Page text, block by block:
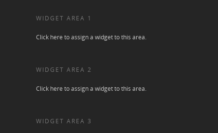
WIDGET AREA 1
Click here to assign a widget to this area.
WIDGET AREA 2
Click here to assign a widget to this area.
WIDGET AREA 3